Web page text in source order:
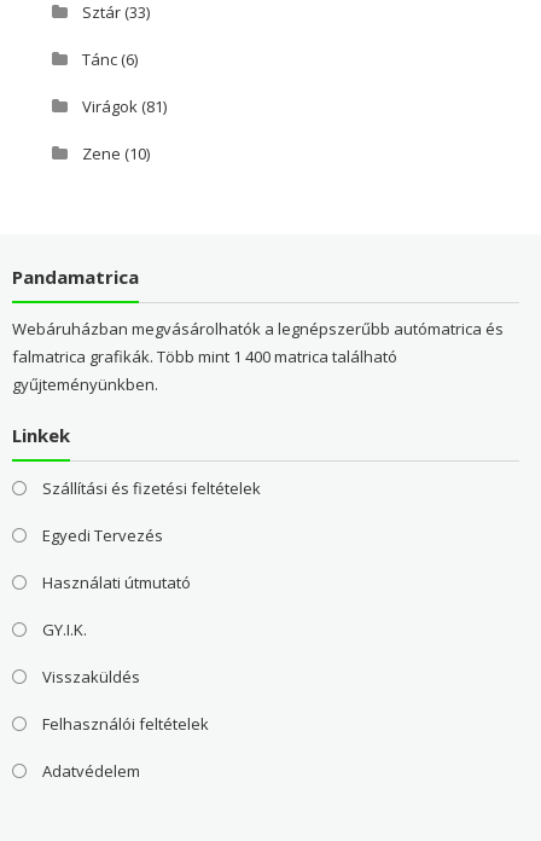
Sztár(33)
Tánc(6)
Virágok(81)
Zene (10)
Pandamatrica
Webáruházban megvásárolhatók a legnépszerűbb autómatrica és
falmatrica grafikák. Több mint 1 400 matrica található
gyűjteményünkben.
Linkek
Szállítási és fizetési feltételek
Egyedi Tervezés
Használati útmutató
GY.I.K.
Visszaküldés
Felhasználói feltételek
Adatvédelem